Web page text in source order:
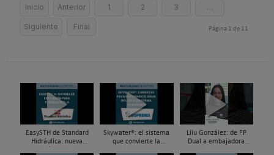
Inicio Anterior 1 2 3 …
Siguiente Final Página 1 de 11
EasySTH de Standard
Hidráulica: nueva
Skywater®: el sistema
que convierte la
Lilu González: de FP
Dual a embajadora